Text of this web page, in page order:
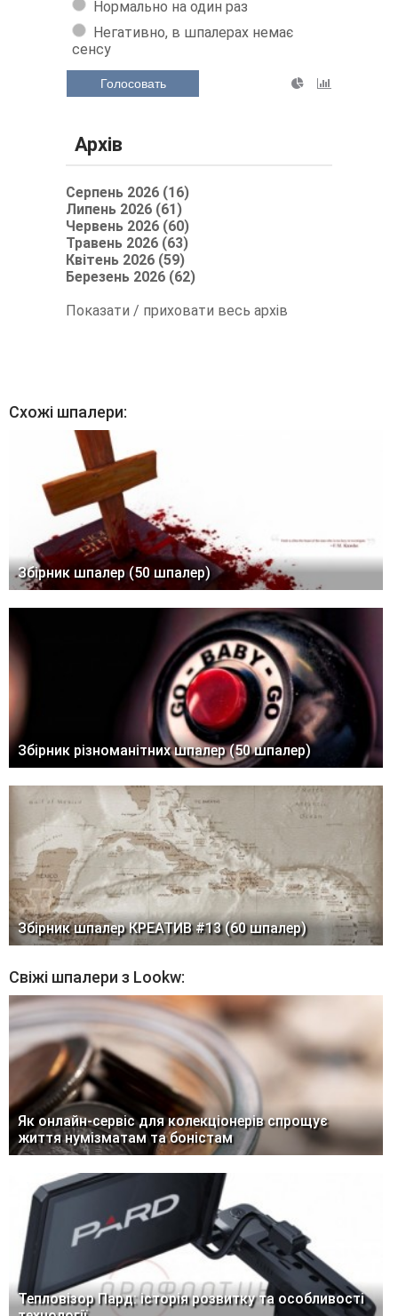
Нормально на один раз
Негативно, в шпалерах немає
сенсу
Голосовать
Архів
Серпень 2026 (16)
Липень 2026 (61)
Червень 2026 (60)
Травень 2026 (63)
Квітень 2026 (59)
Березень 2026 (62)
Показати / приховати весь архів
Схожі шпалери:
Збірник шпалер (50 шпалер)
Збірник різноманітних шпалер (50 шпалер)
Збірник шпалер КРЕАТИВ #13 (60 шпалер)
Свіжі шпалери з Lookw:
Як онлайн-сервіс для колекціонерів спрощує
життя нумізматам та боністам
Тепловізор Пард: історія розвитку та особливості